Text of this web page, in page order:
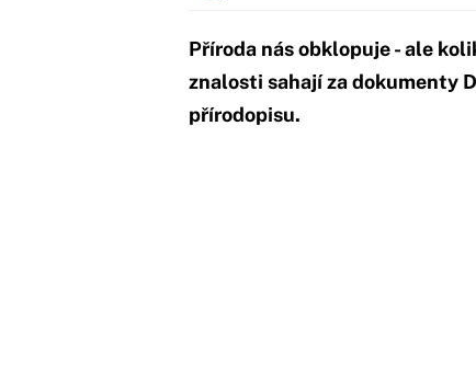
Příroda nás obklopuje - ale
znalosti sahají za dokumenty
přírodopisu.